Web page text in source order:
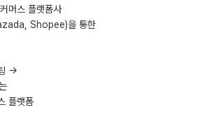
머스 플랫폼사
Shopee)을 통한
→
플랫폼